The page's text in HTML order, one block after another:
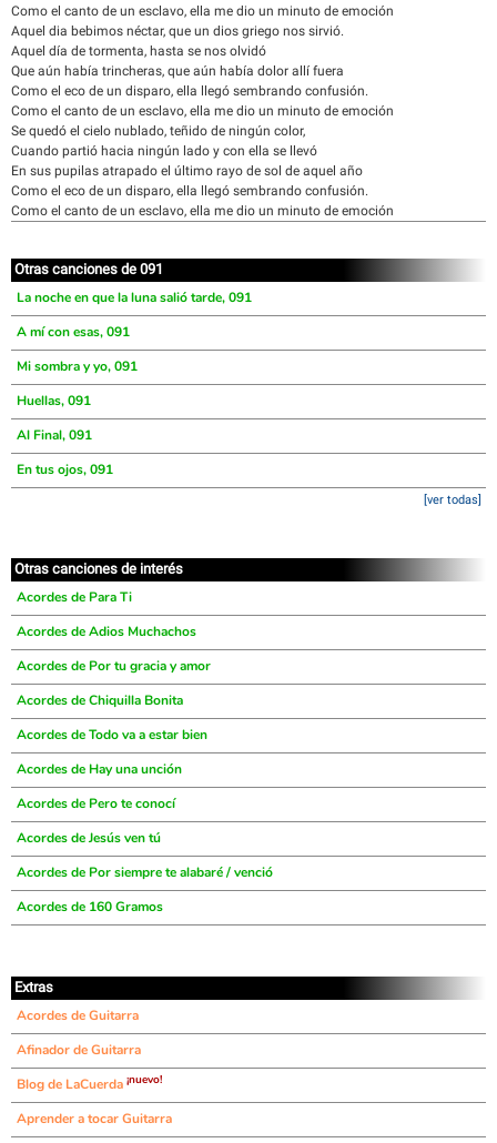
Como el canto de un esclavo, ella me dio un minuto de emoción
Aquel dia bebimos néctar, que un dios griego nos sirvió.
Aquel día de tormenta, hasta se nos olvidó
Que aún había trincheras, que aún había dolor allí fuera
Como el eco de un disparo, ella llegó sembrando confusión.
Como el canto de un esclavo, ella me dio un minuto de emoción
Se quedó el cielo nublado, teñido de ningún color,
Cuando partió hacia ningún lado y con ella se llevó
En sus pupilas atrapado el último rayo de sol de aquel año
Como el eco de un disparo, ella llegó sembrando confusión.
Como el canto de un esclavo, ella me dio un minuto de emoción
Otras canciones de 091
La noche en que la luna salió tarde, 091
A mí con esas, 091
Mi sombra y yo, 091
Huellas, 091
Al Final, 091
En tus ojos, 091
[ver todas]
Otras canciones de interés
Acordes de Para Ti
Acordes de Adios Muchachos
Acordes de Por tu gracia y amor
Acordes de Chiquilla Bonita
Acordes de Todo va a estar bien
Acordes de Hay una unción
Acordes de Pero te conocí
Acordes de Jesús ven tú
Acordes de Por siempre te alabaré / venció
Acordes de 160 Gramos
Extras
Acordes de Guitarra
Afinador de Guitarra
Blog de LaCuerda ¡nuevo!
Aprender a tocar Guitarra